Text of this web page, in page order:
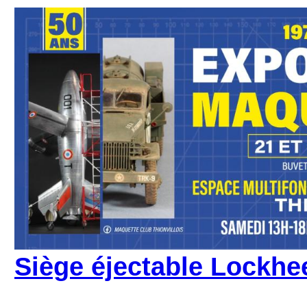
Siège éjectable